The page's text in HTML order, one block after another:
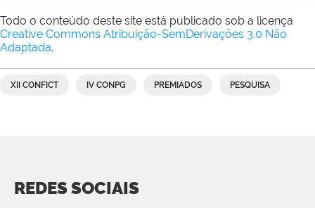
Todo o conteúdo deste site está publicado sob a licença
Creative Commons Atribuição-SemDerivações 3.0 Não
Adaptada.
XII CONFICT IV CONPG PREMIADOS PESQUISA
REDES SOCIAIS